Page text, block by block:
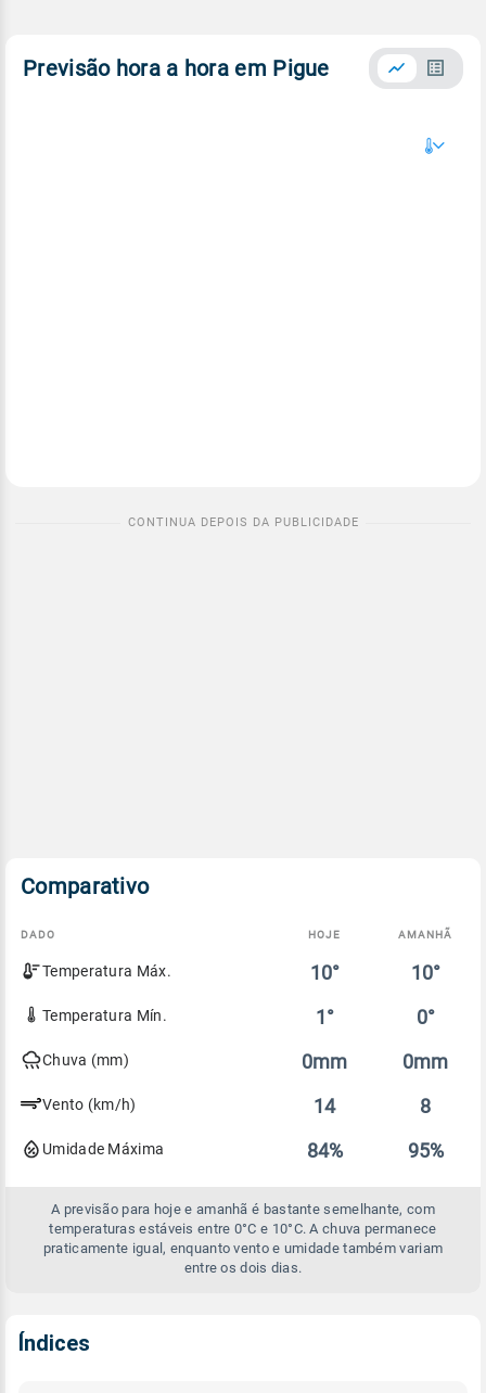
Previsão hora a hora em Pigue
Comparativo
Comparativo
entre
previsão
hoje
DADO HOJE AMANHÃ
Temperatura Máx. 10° 10°
Temperatura Mín. 1° 0°
Chuva (mm) 0mm 0mm
Vento (km/h) 14 8
Umidade Máxima 84% 95%
A previsão para hoje e amanhã é bastante semelhante, com
temperaturas estáveis entre 0°C e 10°C. A chuva permanece
praticamente igual, enquanto vento e umidade também variam
entre os dois dias.
Índices